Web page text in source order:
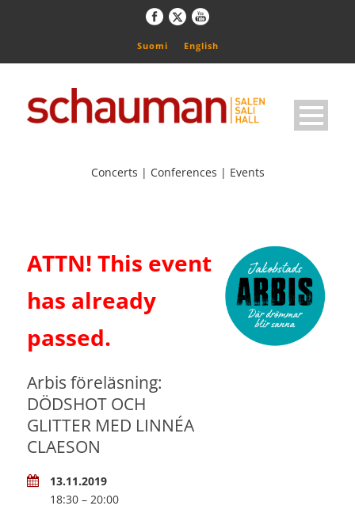
Suomi English
Concerts | Conferences | Events
ATTN! This event
has already
passed.
Arbis föreläsning:
DÖDSHOT OCH
GLITTER MED LINNÉA
CLAESON
13.11.2019
18:30 – 20:00